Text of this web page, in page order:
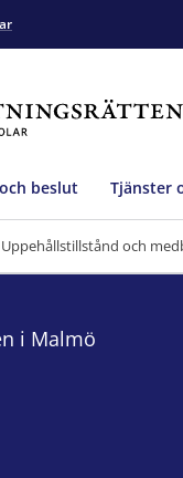
beslut Tjänster
Uppehållstillstånd och
i Malmö